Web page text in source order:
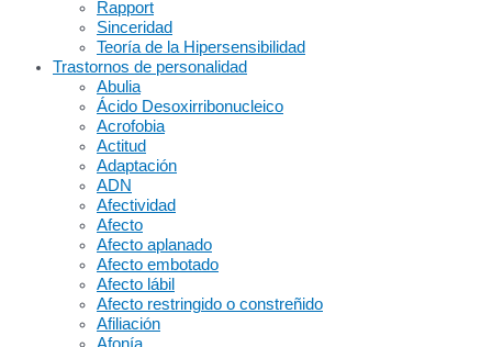
Rapport
Sinceridad
Teoría de la Hipersensibilidad
Trastornos de personalidad
Abulia
Ácido Desoxirribonucleico
Acrofobia
Actitud
Adaptación
ADN
Afectividad
Afecto
Afecto aplanado
Afecto embotado
Afecto lábil
Afecto restringido o constreñido
Afiliación